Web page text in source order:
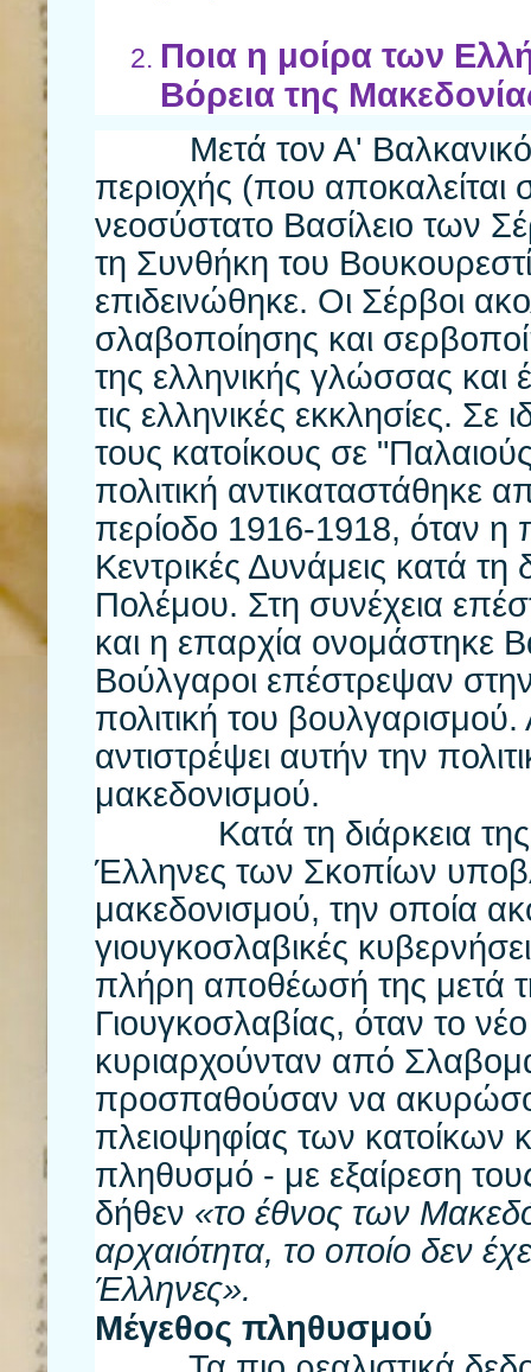
Ποια η μοίρα των
Βόρεια της
Μετά τον Α'
περιοχής (που
νεοσύστατο Βασίλειο των
τη Συνθήκη του
επιδεινώθηκε. Οι Σέρβοι
σλαβοποίησης και
της ελληνικής γλώσσας και
τις ελληνικές εκκλησίες.
τους κατοίκους σε
πολιτική αντικαταστάθηκε
περίοδο 1916-1918, όταν η
Κεντρικές Δυνάμεις κατά
Πολέμου. Στη συνέχεια
και η επαρχία ονομάστηκε
Βούλγαροι επέστρεψαν
πολιτική του
αντιστρέψει αυτήν την
μακεδονισμού.
Κατά τη διάρκεια της
Έλληνες των Σκοπίων
μακεδονισμού, την οποία
γιουγκοσλαβικές
πλήρη αποθέωσή της μετά
Γιουγκοσλαβίας, όταν το
κυριαρχούνταν από
προσπαθούσαν να
πλειοψηφίας των κατοίκων
πληθυσμό - με εξαίρεση
δήθεν «το έθνος των
αρχαιότητα, το οποίο δεν
Έλληνες».
Μέγεθος πληθυσμού